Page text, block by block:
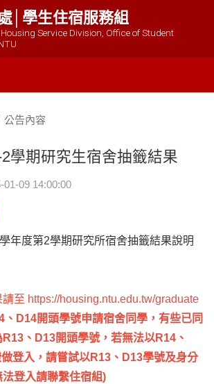
│學生住宿服務組
Service Division, Office of Student
公告內容
學期研究生宿舍抽籤結果
09 14:00:00
年度第2學期研究所宿舍抽籤結果說明
請至 https://housing.ntu.edu.tw/graduate
、D14開頭學號申請宿舍同學，有些已同
、D13開頭學號，若無法以R14、
登入，請嘗試以R13、D13學號及身分
登入請聯繫住宿組)